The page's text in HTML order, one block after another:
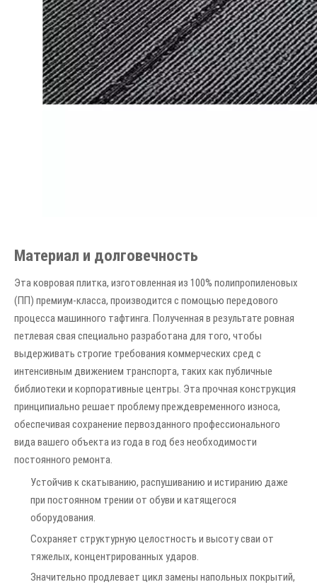
Материал и долговечность
Эта ковровая плитка, изготовленная из 100% полипропиленовых
(ПП) премиум-класса, производится с помощью передового
процесса машинного тафтинга. Полученная в результате ровная
петлевая свая специально разработана для того, чтобы
выдерживать строгие требования коммерческих сред с
интенсивным движением транспорта, таких как публичные
библиотеки и корпоративные центры. Эта прочная конструкция
принципиально решает проблему преждевременного износа,
обеспечивая сохранение первозданного профессионального
вида вашего объекта из года в год без необходимости
постоянного ремонта.
Устойчив к скатыванию, распушиванию и истиранию даже
при постоянном трении от обуви и катящегося
оборудования.
Сохраняет структурную целостность и высоту сваи от
тяжелых, концентрированных ударов.
Значительно продлевает цикл замены напольных покрытий,